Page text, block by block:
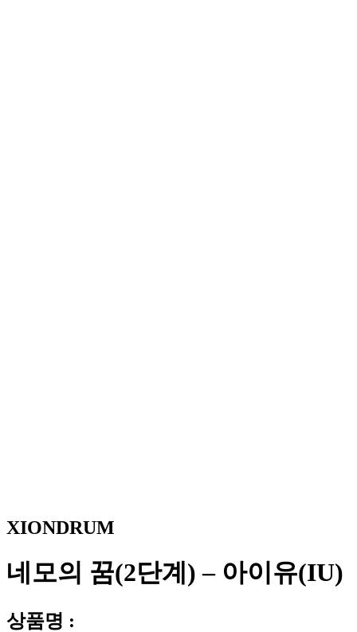
XIONDRUM
네모의 꿈(2단계) – 아이유(IU)
상품명 :